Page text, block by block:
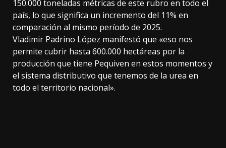
150.000 toneladas métricas de este rubro en todo el
país, lo que significa un incremento del 11% en
comparación al mismo período de 2025.
Vladimir Padrino López manifestó que «eso nos
permite cubrir hasta 600.000 hectáreas por la
producción que tiene Pequiven en estos momentos y
el sistema distributivo que tenemos de la urea en
todo el territorio nacional».